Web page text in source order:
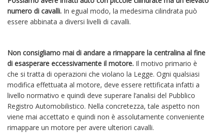
numero di cavalli. In egual modo, la medesima cilindrata può
essere abbinata a diversi livelli di cavalli.
Non consigliamo mai di andare a rimappare la centralina al fine
di esasperare eccessivamente il motore. Il motivo primario è
che si tratta di operazioni che violano la Legge. Ogni qualsiasi
modifica effettuata al motore, deve essere rettificata infatti a
livello normativo e quindi deve superare l’analisi del Pubblico
Registro Automobilistico. Nella concretezza, tale aspetto non
viene mai accettato e quindi non è assolutamente conveniente
rimappare un motore per avere ulteriori cavalli.